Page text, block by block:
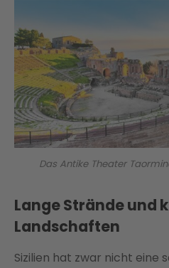
Das Antike Theater
Lange Strände und
Landschaften
Sizilien hat zwar nicht eine